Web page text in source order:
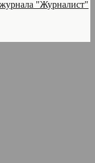
"Журналист"